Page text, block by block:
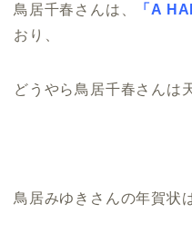
鳥居千春さんは、 「A
おり、
どうやら鳥居千春さんは
鳥居みゆきさんの年賀状